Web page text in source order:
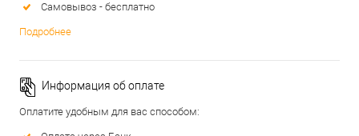
Самовывоз - бесплатно
Подробнее
Информация об оплате
Оплатите удобным для вас способом: